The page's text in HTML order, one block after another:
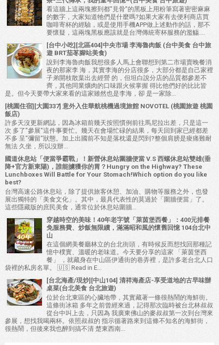
看這牆上這兩塊擦到都"見骨"的黑板上用粉筆寫著密密麻麻
的數字，大家知道牠們是什麼嗎?如果大家有去便利商店買
咖啡寄杯的經驗，或是使用手機APP做上述動作的話，那不
要懷疑，這兩塊黑板應該就是台灣傳統寄杯服務的濫觴....
[台中小吃][北區404]中央市場 李海魯肉飯 (台中美食 台中旅
遊 BRT茄苳腳站美食)
說到李海魯肉飯我想很多人馬上會聯想到第二市場賣晚餐消
夜的那家李 海，其實李海的分店很多，大部分都是自己家裡
子弟開枝散葉出去經營 的，但坦白說分店的品質都參差不
齊，其他同業爌肉的口味跟火候掌握 得比他們好的比比皆
是。但今天要帶大家來看的這家雖然也是李海，卻 是一家除...
[桃園住宿][大園337] 意外入住華航桃機過境旅館 NOVOTEL (桃園旅遊 桃園
飯店)
許多天沒更新網誌，因為冰箱前幾天按照慣例前往馬尼拉出差，只是這一
次 多了"參展"這件事要忙。幾天在會場忙碌的結果，每天回到家已經都差
不多 呈"彌留"狀態。加上出國前不知是落枕還是閃到?整個肩膀是痠痛難耐
無法 久坐，所以沒辦...
國道休息站「便當爭霸戰」！新營休息站圍牆便當 V.S 西螺休息站雙雄(垂
降+官方新東陽)，誰能擄獲你的胃？Hungry on the Highway? These
Lunchboxes Will Battle for Your Stomach!Which option do you like
best?
台灣高速公路休息站，除了提供旅客休憩、加油、購物等服務之外，也發
展出獨特的「美食文化」。其中，最具代表性的莫過於「圍牆便當」了。
這些隱藏版的庶民美食，通常位於休息站圍牆...
穿越時空的美味！40年老字號「萊茵堡西餐」：400元排餐
免服務費、炒飯無限續，滿滿昭和風的懷舊回憶 104台北中
山
在這個網美餐廳林立的台北街頭，有時候反而想找回那種記
憶中樸實、溫暖的老味道。今天要分享的這家 「萊茵堡西
餐」 ，就藏身在中山區伊通街的巷弄裡，是許多老台北人口
袋裡的私房名單。 🇺🇸 Read in E...
[台北海產/現炒][中山104] 清祥海產店-享受道地的古早味辦
桌菜(台北美食 台北旅遊)
位於台北東區的心臟地帶，其實藏著一條很熱鬧的海鮮街。
這條街冰箱 多年之前曾經來過，記得那次臨時被台北林叔叔
從台中叫上去，只因為 我廣東佛山的麥叔叔第一次到台灣來
參展，想找我喝兩杯。依照叔叔的 指示循著路來到這條不知名的海鮮街，
很熱鬧，但後來我也醉到搞不清 楚東西南...